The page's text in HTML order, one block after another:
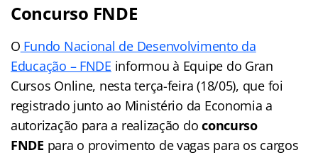
Concurso FNDE
O Fundo Nacional de Desenvolvimento da
Educação – FNDE informou à Equipe do Gran
Cursos Online, nesta terça-feira (18/05), que foi
registrado junto ao Ministério da Economia a
autorização para a realização doconcurso
FNDE para o provimento de vagas para os cargos